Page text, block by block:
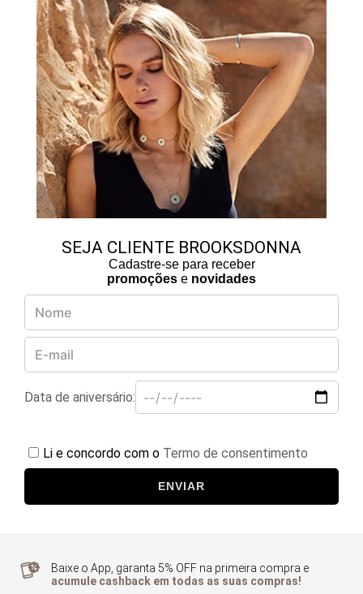
SEJA CLIENTE BROOKSDONNA
Cadastre-se para receber
promoções e novidades
Data de aniversário:
Li e concordo com o Termo de consentimento
ENVIAR
Baixe o App, garanta 5% OFF na primeira compra e
acumule cashback em todas as suas compras!